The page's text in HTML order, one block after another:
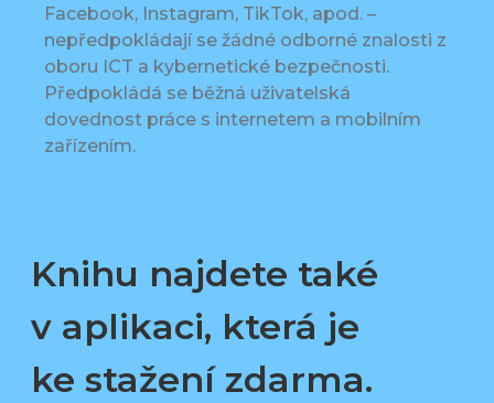
Facebook, Instagram, TikTok, apod. –
nepředpokládají se žádné odborné znalosti z
oboru ICT a kybernetické bezpečnosti.
Předpokládá se běžná uživatelská
dovednost práce s internetem a mobilním
zařízením.
Knihu najdete také
v aplikaci, která je
ke stažení zdarma.